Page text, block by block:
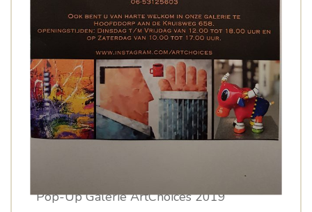
Pop-Up Galerie ArtChoices 2019